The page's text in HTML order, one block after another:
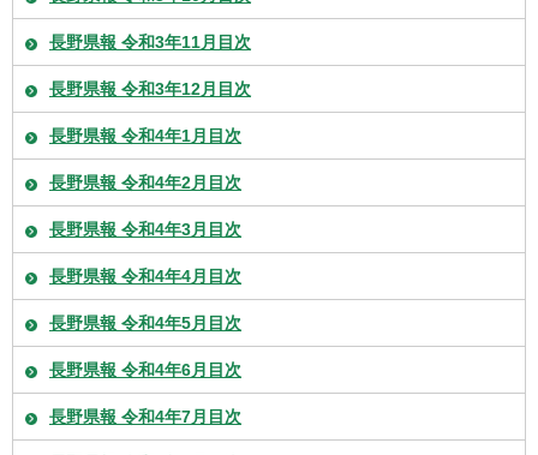
長野県報 令和3年11月目次
長野県報 令和3年12月目次
長野県報 令和4年1月目次
長野県報 令和4年2月目次
長野県報 令和4年3月目次
長野県報 令和4年4月目次
長野県報 令和4年5月目次
長野県報 令和4年6月目次
長野県報 令和4年7月目次